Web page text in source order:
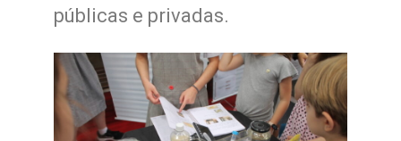
públicas e privadas.